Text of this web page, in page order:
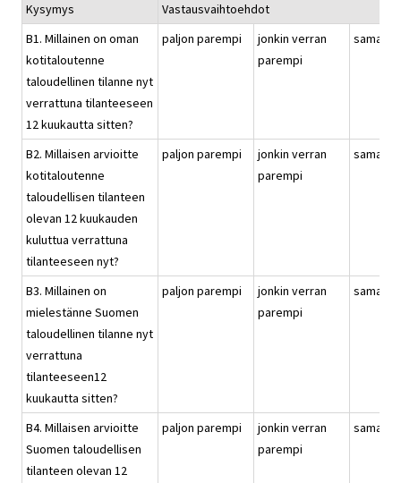
Kysymys
Vastausvaihtoehdot
B1. Millainen on oman
kotitaloutenne
taloudellinen tilanne nyt
verrattuna tilanteeseen
12 kuukautta sitten?
paljon parempi
jonkin verran
parempi
B2. Millaisen arvioitte
kotitaloutenne
taloudellisen tilanteen
olevan 12 kuukauden
kuluttua verrattuna
tilanteeseen nyt?
paljon parempi
jonkin verran
parempi
B3. Millainen on
mielestänne Suomen
taloudellinen tilanne nyt
verrattuna
tilanteeseen12
kuukautta sitten?
paljon parempi
jonkin verran
parempi
B4. Millaisen arvioitte
Suomen taloudellisen
tilanteen olevan 12
paljon parempi
jonkin verran
parempi